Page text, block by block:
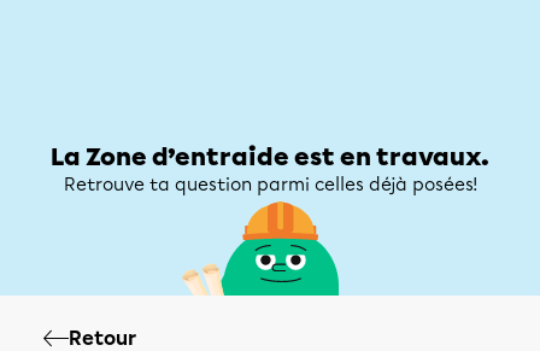
La Zone d’entraide est en travaux.
Retrouve ta question parmi celles déjà posées!
Retour